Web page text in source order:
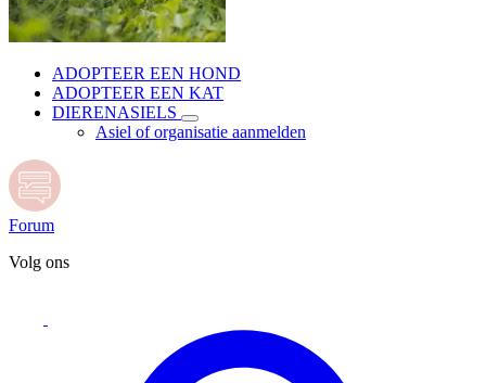
ADOPTEER EEN HOND
ADOPTEER EEN KAT
DIERENASIELS
Asiel of organisatie aanmelden
Forum
Volg ons